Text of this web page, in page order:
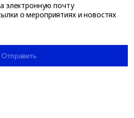
электронную почту
о мероприятиях и новостях
Отправить